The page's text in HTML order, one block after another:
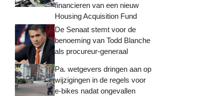
financieren van een nieuw
Housing Acquisition Fund
De Senaat stemt voor de
benoeming van Todd Blanche
als procureur-generaal
Pa. wetgevers dringen aan op
wijzigingen in de regels voor
e-bikes nadat ongevallen